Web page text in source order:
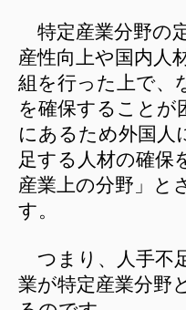
特定産業分野の
産性向上や国内人
組を行った上で、
を確保することが
にあるため外国人
足する人材の確保
産業上の分野」と
す。
つまり、人手不
業が特定産業分野